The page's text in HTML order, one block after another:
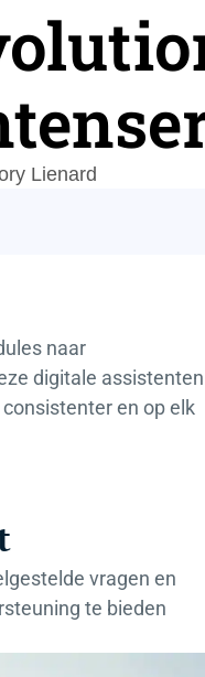
Lienard
naar
digitale assistenten
en op elk
vragen en
te bieden